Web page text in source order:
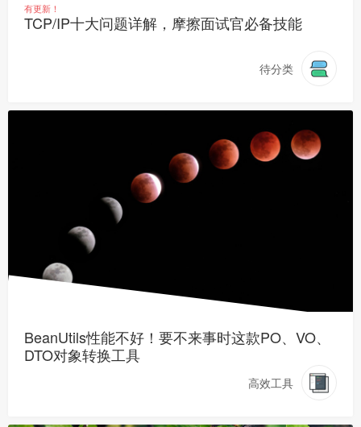
有更新！
TCP/IP十大问题详解，摩擦面试官必备技能
待分类
BeanUtils性能不好！要不来事时这款PO、VO、
DTO对象转换工具
高效工具